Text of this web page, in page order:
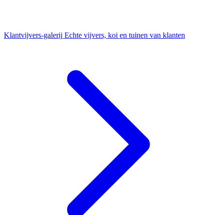
Klantvijvers-galerij Echte vijvers, koi en tuinen van klanten